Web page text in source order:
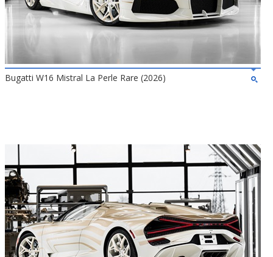
Bugatti W16 Mistral La Perle Rare (2026)